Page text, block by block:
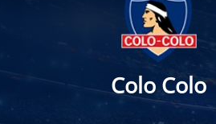
Colo Colo